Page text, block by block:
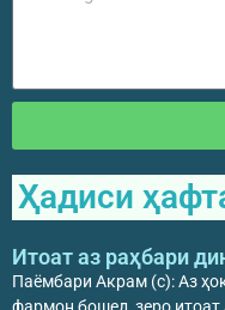
Ҳадиси
Итоат аз раҳбари
Паёмбари Акрам (с): Аз